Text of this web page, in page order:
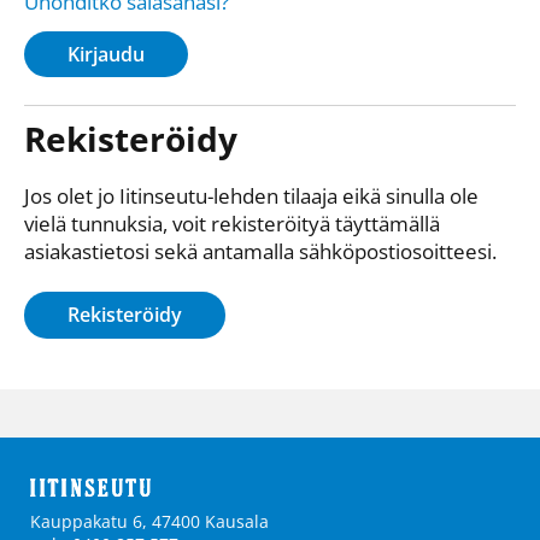
Kirjaudu
Rekisteröidy
Jos olet jo Iitinseutu-lehden tilaaja eikä sinulla ole
vielä tunnuksia, voit rekisteröityä täyttämällä
asiakastietosi sekä antamalla sähkö­posti­osoitteesi.
Rekisteröidy
Kauppakatu 6, 47400 Kausala